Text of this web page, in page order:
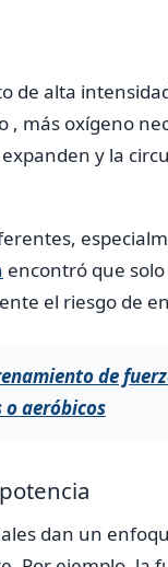
de alta
más oxígeno
y la
encontró que
el riesgo de
de
aeróbicos
dan un